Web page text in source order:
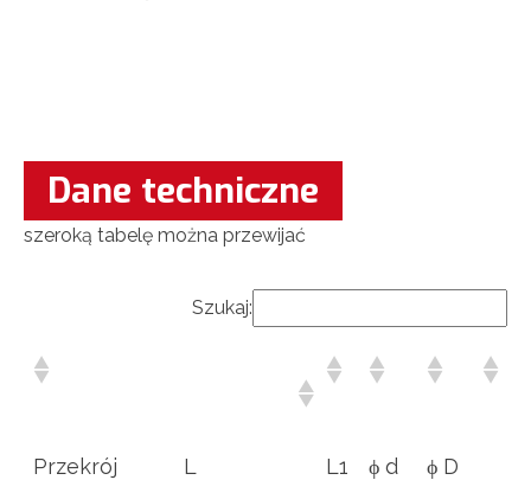
Dane techniczne
szeroką tabelę można przewijać
Szukaj:
Przekrój
L L1 ϕ d ϕ D